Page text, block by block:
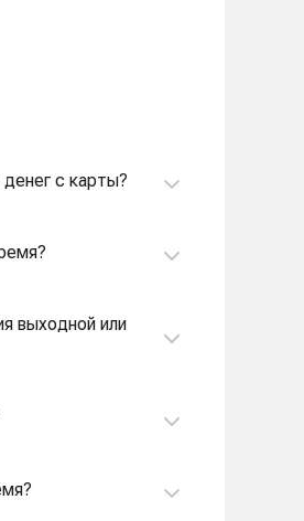
с карты?
выходной или